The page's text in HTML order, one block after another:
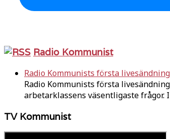
Radio Kommunist
Radio Kommunists första
Radio Kommunists första
arbetarklassens väsentligaste frågor.
TV Kommunist